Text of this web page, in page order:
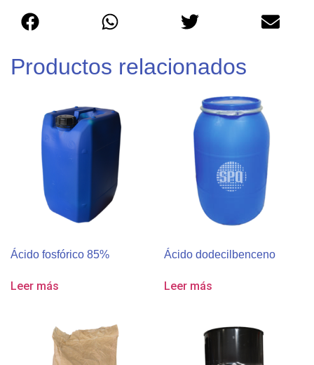
Productos relacionados
Ácido fosfórico 85%
Leer más
Ácido dodecilbenceno
Leer más